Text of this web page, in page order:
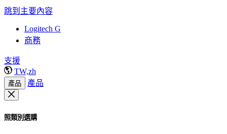
跳到主要內容
Logitech G
商務
支援
TW,zh
產品 產品
照類別選購